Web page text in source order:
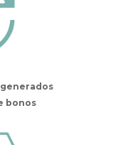
generados
bonos